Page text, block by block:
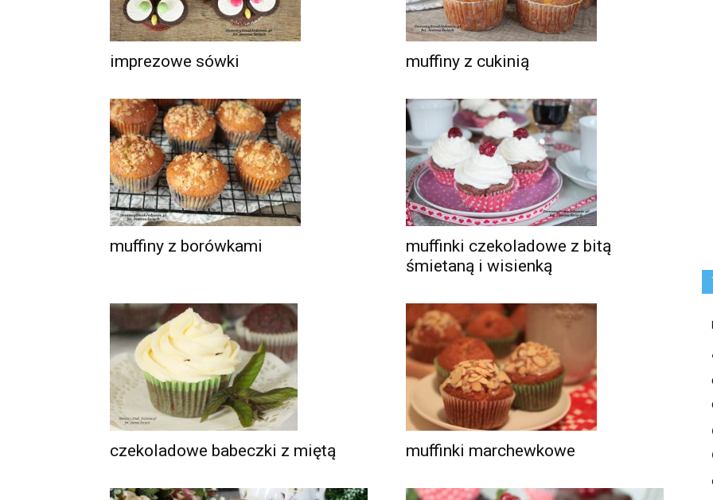
imprezowe sówki muffiny z cukinią
muffiny z borówkami
muffinki czekoladowe z bitą
śmietaną i wisienką
czekoladowe babeczki z miętą muffinki marchewkowe